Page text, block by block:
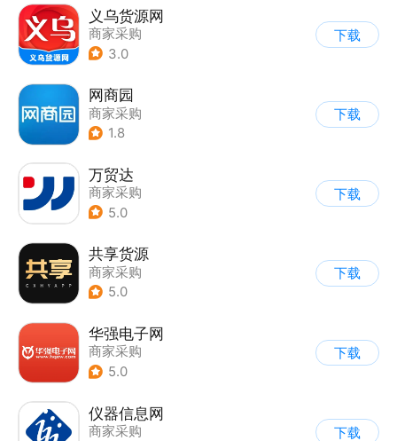
义乌货源网
商家采购
3.0
下载
网商园
商家采购
1.8
下载
万贸达
商家采购
5.0
下载
共享货源
商家采购
5.0
下载
华强电子网
商家采购
5.0
下载
仪器信息网
商家采购
下载